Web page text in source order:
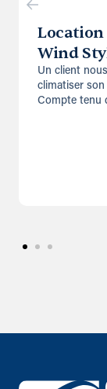
Wind
Un client
climatiser
Compte tenu